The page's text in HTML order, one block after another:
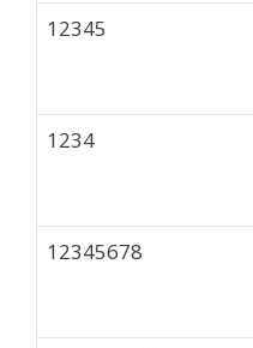
12345
1234
12345678